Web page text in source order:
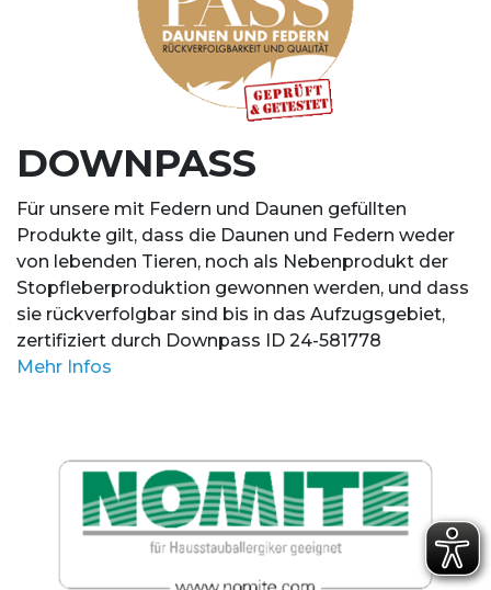
DOWNPASS
Für unsere mit Federn und Daunen gefüllten
Produkte gilt, dass die Daunen und Federn weder
von lebenden Tieren, noch als Nebenprodukt der
Stopfleberproduktion gewonnen werden, und dass
sie rückverfolgbar sind bis in das Aufzugsgebiet,
zertifiziert durch Downpass ID 24-581778
Mehr Infos